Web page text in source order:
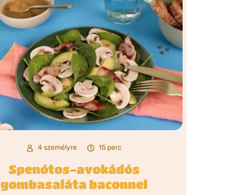
4 személyre 15 perc
Spenótos-avokádós
gombasaláta baconnel